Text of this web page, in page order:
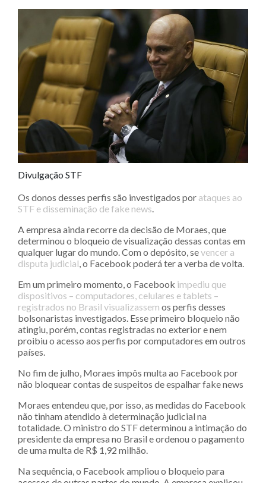
Divulgação STF
Os donos desses perfis são investigados por ataques ao
STF e disseminação de fake news
A empresa ainda recorre da decisão de Moraes, que
determinou o bloqueio de visualização dessas contas em
qualquer lugar do mundo. Com o depósito, sevencer a
disputa judicial , o Facebook poderá ter a verba de volta.
Em um primeiro momento, o Facebook impediu que
dispositivos – computadores, celulares e tablets –
registrados no Brasil visualizassem os perfis desses
bolsonaristas investigados. Esse primeiro bloqueio não
atingiu, porém, contas registradas no exterior e nem
proibiu o acesso aos perfis por computadores em outros
países.
No fim de julho, Moraes impôs multa ao Facebook por
não bloquear contas de suspeitos de espalhar fake news
Moraes entendeu que, por isso, as medidas do Facebook
não tinham atendido à determinação judicial na
totalidade. O ministro do STF determinou a intimação do
presidente da empresa no Brasil e ordenou o pagamento
de uma multa de R$ 1,92 milhão.
Na sequência, o Facebook ampliou o bloqueio para